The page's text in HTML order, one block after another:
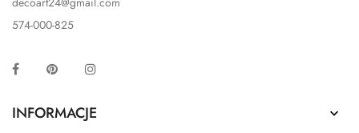
574-000-825
Facebook Pinterest
INFORMACJE 